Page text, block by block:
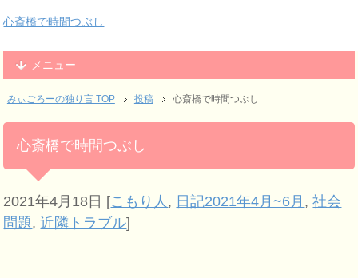
心斎橋で時間つぶし
メニュー
みぃごろーの独り言 TOP 投稿 心斎橋で時間つぶし
心斎橋で時間つぶし
2021年4月18日 [こもり人 , 日記2021年4月~6月 ,社会
問題,近隣トラブル]